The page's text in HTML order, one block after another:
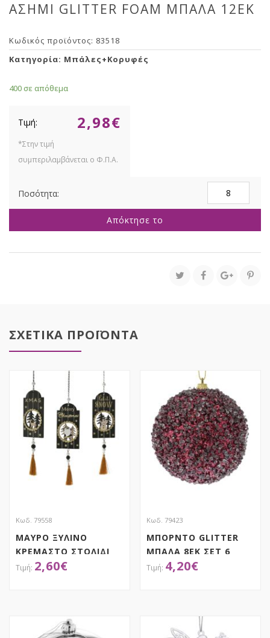
ΑΣΗΜΙ GLITTER FOAM ΜΠΑΛΑ 12ΕΚ
Κωδικός προϊόντος: 83518
Κατηγορία: Μπάλες+Κορυφές
400 σε απόθεμα
2,98€
GLITTER
FOAM
12ΕΚ
Απόκτησε το
ΣΧΕΤΙΚΑ ΠΡΟΪΟΝΤΑ
Κωδ. 79558
ΜΑΥΡΟ ΞΥΛΙΝΟ
ΚΡΕΜΑΣΤΟ ΣΤΟΛΙΔΙ
ΤΑΜΠΕΛΑ ΜΕ ΦΟΥΝΤΑ
2,60€
Κωδ. 79423
ΜΠΟΡΝΤΟ GLITTER
ΜΠΑΛΑ 8ΕΚ ΣΕΤ 6
4,20€